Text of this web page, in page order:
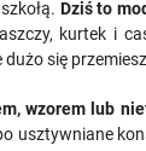
Dziś to
kurtek i
się
wzorem lub
usztywniane